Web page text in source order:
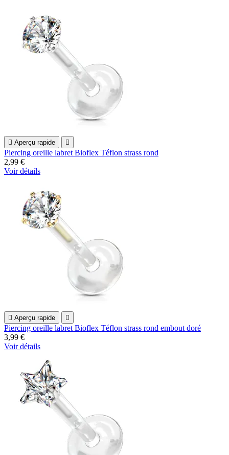
 Aperçu rapide 
Piercing oreille labret Bioflex Téflon strass rond
2,99 €
Voir détails
 Aperçu rapide 
Piercing oreille labret Bioflex Téflon strass rond embout doré
3,99 €
Voir détails